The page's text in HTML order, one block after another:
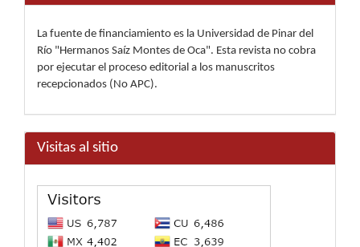
La fuente de financiamiento es la Universidad de Pinar del
Río "Hermanos Saíz Montes de Oca". Esta revista no cobra
por ejecutar el proceso editorial a los manuscritos
recepcionados (No APC).
Visitas al sitio